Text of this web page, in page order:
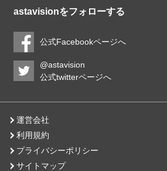
astavisionをフォローする
公式Facebookページへ
@astavision
公式twitterページへ
運営会社
利用規約
プライバシーポリシー
サイトマップ